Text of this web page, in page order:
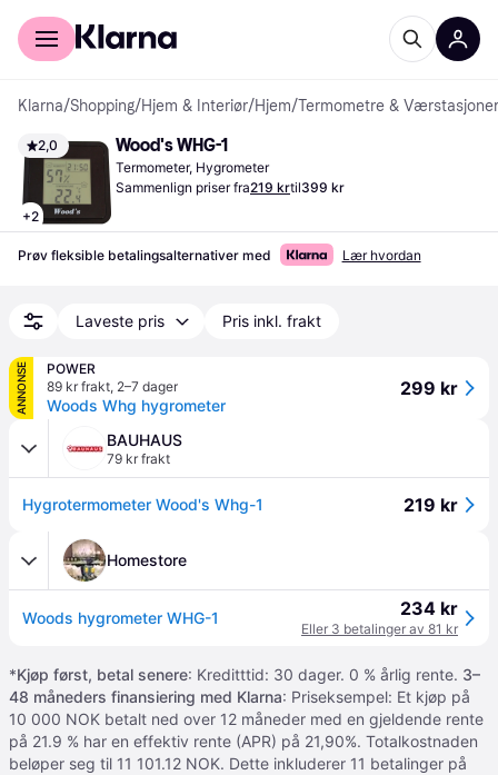
For kunder
Klarna/Shopping/Hjem & Interiør/Hjem/Termometre & Værstasjoner
2,0
+2
Wood's WHG-1
Termometer, Hygrometer
Sammenlign priser fra219 krtil399 kr
Prøv fleksible betalingsalternativer med Lær hvordan
Laveste pris Pris inkl. frakt
ANNONSE
POWER
89 kr frakt, 2–7 dager
Woods Whg hygrometer
299 kr
BAUHAUS
79 kr frakt
Hygrotermometer Wood's Whg-1 219 kr
Homestore
Woods hygrometer WHG-1 234 kr
Eller 3 betalinger av 81 kr
*Kjøp først, betal senere: Kreditttid: 30 dager. 0 % årlig rente. 3–
48 måneders finansiering med Klarna: Priseksempel: Et kjøp på
10 000 NOK betalt ned over 12 måneder med en gjeldende rente
på 21.9 % har en effektiv rente (APR) på 21,90%. Totalkostnaden
beløper seg til 11 101.12 NOK. Dette inkluderer 11 betalinger på